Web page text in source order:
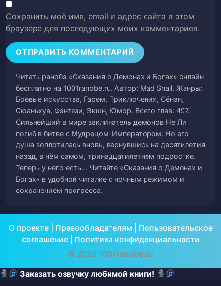
60 Глава 59. Визит Директора Янг.
61 Глава 60. Задний ход.
62 Глава 61. Поддразнивание
63 Глава 62. У меня есть деньги
64 Глава 63. Аукцион
65 Глава 64. Все для себя
Глава 65. Пилюли
Глава 66. Ошеломлённые
69 Глава 68. Непревзойдённое сокровище
Глава 69. Цена на уровне Неба
Сохранить моё имя, email и адрес сайта в этом
браузере для последующих моих комментариев.
Читать ранобэ «Сказания о Демонах и Богах» онлайн
бесплатно на 1001ranobe.ru. Автор: Mad Snail. Жанры:
Боевые искусства, Гарем, Приключения, Сёнэн,
Сюаньхуа, Фэнтези, Экшн, Юмор. Всего глав: 497.
Сильнейший в мире заклинатель демонов Не Ли
погиб в битве с Мудрецом-Императором. Но его
душа воплотилась вновь, вернувшись на десятилетия
назад, в нём самом, тринадцатилетнем подростке.
Теперь у него есть… Читайте «Сказания о Демонах и
Богах» в удобной читалке с ночным режимом и
сохранением прогресса.
О проекте| Правообладателям
Пользовательское
соглашение| Политика конфиденциальности
© 2025 1001ranobe.ru
Заказать озвучку любимой книги!